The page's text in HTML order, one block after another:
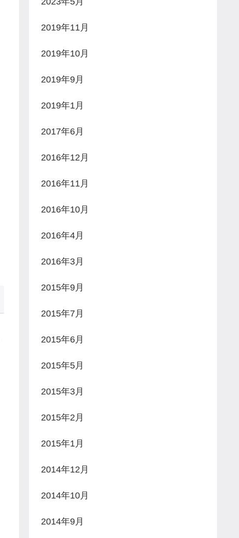
2019年11月
2019年10月
2019年9月
2019年1月
2017年6月
2016年12月
2016年11月
2016年10月
2016年4月
2016年3月
2015年9月
2015年7月
2015年6月
2015年5月
2015年3月
2015年2月
2015年1月
2014年12月
2014年10月
2014年9月